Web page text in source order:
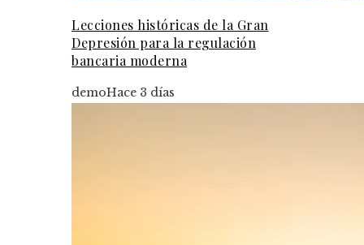
Lecciones históricas de la Gran
Depresión para la regulación
bancaria moderna
demoHace 3 días